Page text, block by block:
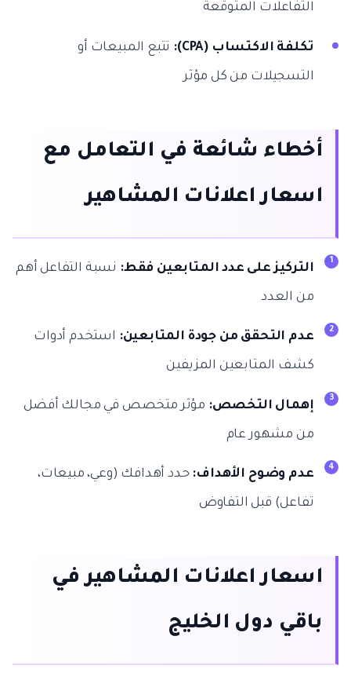
التفاعلات المتوقعة
تكلفة الاكتساب (CPA): تتبع المبيعات أو
التسجيلات من كل مؤثر
أخطاء شائعة في التعامل مع
اسعار اعلانات المشاهير
التركيز على عدد المتابعين فقط: نسبة التفاعل أهم
من العدد
عدم التحقق من جودة المتابعين: استخدم أدوات
كشف المتابعين المزيفين
إهمال التخصص: مؤثر متخصص في مجالك أفضل
من مشهور عام
عدم وضوح الأهداف: حدد أهدافك (وعي، مبيعات،
تفاعل) قبل التفاوض
اسعار اعلانات المشاهير في
باقي دول الخليج